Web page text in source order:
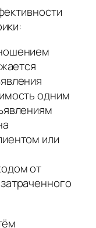
одним
или
от